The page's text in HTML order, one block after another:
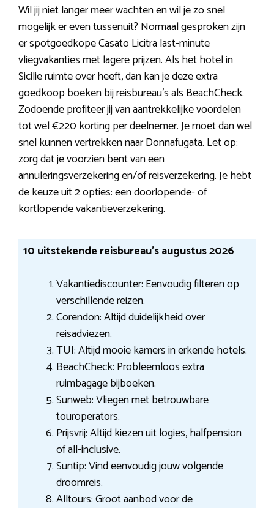
Wil jij niet langer meer wachten en wil je zo snel
mogelijk er even tussenuit? Normaal gesproken zijn
er spotgoedkope Casato Licitra last-minute
vliegvakanties met lagere prijzen. Als het hotel in
Sicilie ruimte over heeft, dan kan je deze extra
goedkoop boeken bij reisbureau’s als BeachCheck.
Zodoende profiteer jij van aantrekkelijke voordelen
tot wel €220 korting per deelnemer. Je moet dan wel
snel kunnen vertrekken naar Donnafugata. Let op:
zorg dat je voorzien bent van een
annuleringsverzekering en/of reisverzekering. Je hebt
de keuze uit 2 opties: een doorlopende- of
kortlopende vakantieverzekering.
10 uitstekende reisbureau’s augustus 2026
Vakantiediscounter: Eenvoudig filteren op
verschillende reizen.
Corendon: Altijd duidelijkheid over
reisadviezen.
TUI: Altijd mooie kamers in erkende hotels.
BeachCheck: Probleemloos extra
ruimbagage bijboeken.
Sunweb: Vliegen met betrouwbare
touroperators.
Prijsvrij: Altijd kiezen uit logies, halfpension
of all-inclusive.
Suntip: Vind eenvoudig jouw volgende
droomreis.
Alltours: Groot aanbod voor de